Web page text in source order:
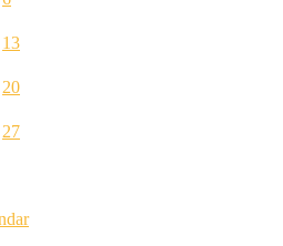
13
20
27